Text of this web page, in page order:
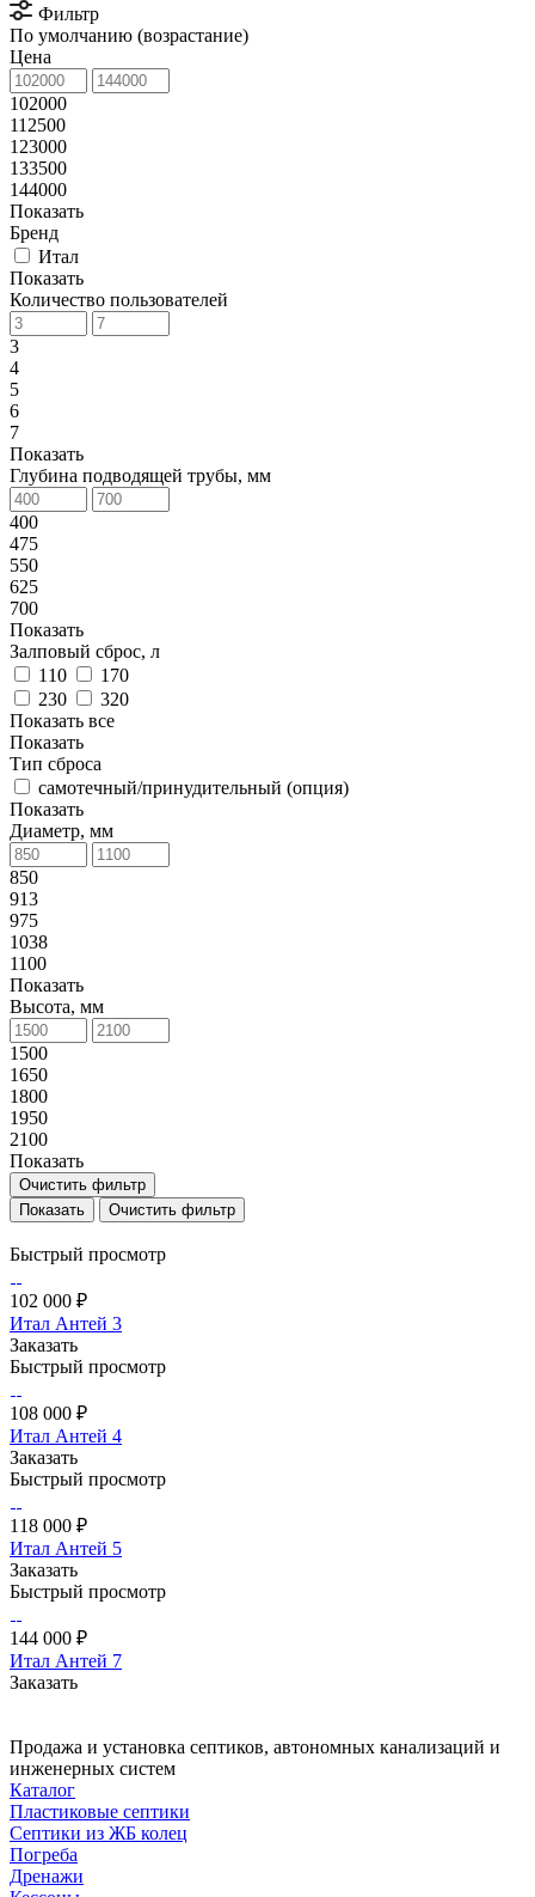
Фильтр
По умолчанию (возрастание)
Цена
102000
112500
123000
133500
144000
Показать
Бренд
Итал
Показать
Количество пользователей
3
4
5
6
7
Показать
Глубина подводящей трубы, мм
400
475
550
625
700
Показать
Залповый сброс, л
110
170
230
320
Показать все
Показать
Тип сброса
самотечный/принудительный (опция)
Показать
Диаметр, мм
850
913
975
1038
1100
Показать
Высота, мм
1500
1650
1800
1950
2100
Показать
Очистить фильтр
Очистить фильтр
Быстрый просмотр
102 000 ₽
Итал Антей 3
Заказать
Быстрый просмотр
108 000 ₽
Итал Антей 4
Заказать
Быстрый просмотр
118 000 ₽
Итал Антей 5
Заказать
Быстрый просмотр
144 000 ₽
Итал Антей 7
Заказать
Продажа и установка септиков, автономных канализаций и
инженерных систем
Каталог
Пластиковые септики
Септики из ЖБ колец
Погреба
Дренажи